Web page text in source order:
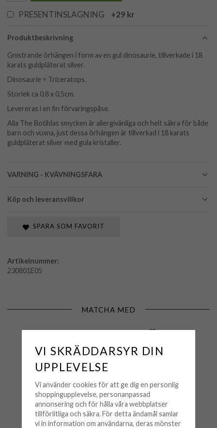
PRESENTINSLAGNING +29 kr
Produktbeskrivning
VARNING - KVÄVNINGSFARA
Köp och leveransvillkor
Gnistrande örhängen i form av en gul dinosaurie, tillverkade i 18
karats guldpläterat silver.
Dinosaurie = Triceratops.
Storlek ca 0,8 x 0,5cm.
Levereras i en fin förvaringspåse.
Alla The Botildas smycken är allergivänliga och helt säkra för både
barn och vuxna, just dessa örhängen är tillverkad i 18 karats
guldpläterat silver med gula kristaller.
SPARA SOM FAVORIT
Artikelnummer:
230801E05
MATCHA MED
VI SKRÄDDARSYR DIN
UPPLEVELSE
Vi använder cookies för att ge dig en personlig
shoppingupplevelse, personanpassad
annonsering och för hålla våra webbplatser
tillförlitliga och säkra. För detta ändamål samlar
vi in information om användarna, deras mönster